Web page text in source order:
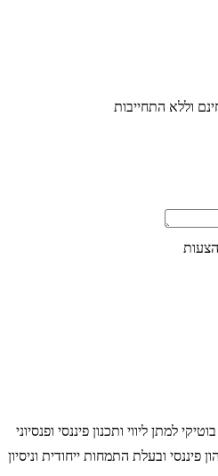
וללא התחייבות
למתן ליווי ותכנון פיננסי ופנסיוני
ובעלת התמחות ייחודית וניסיון